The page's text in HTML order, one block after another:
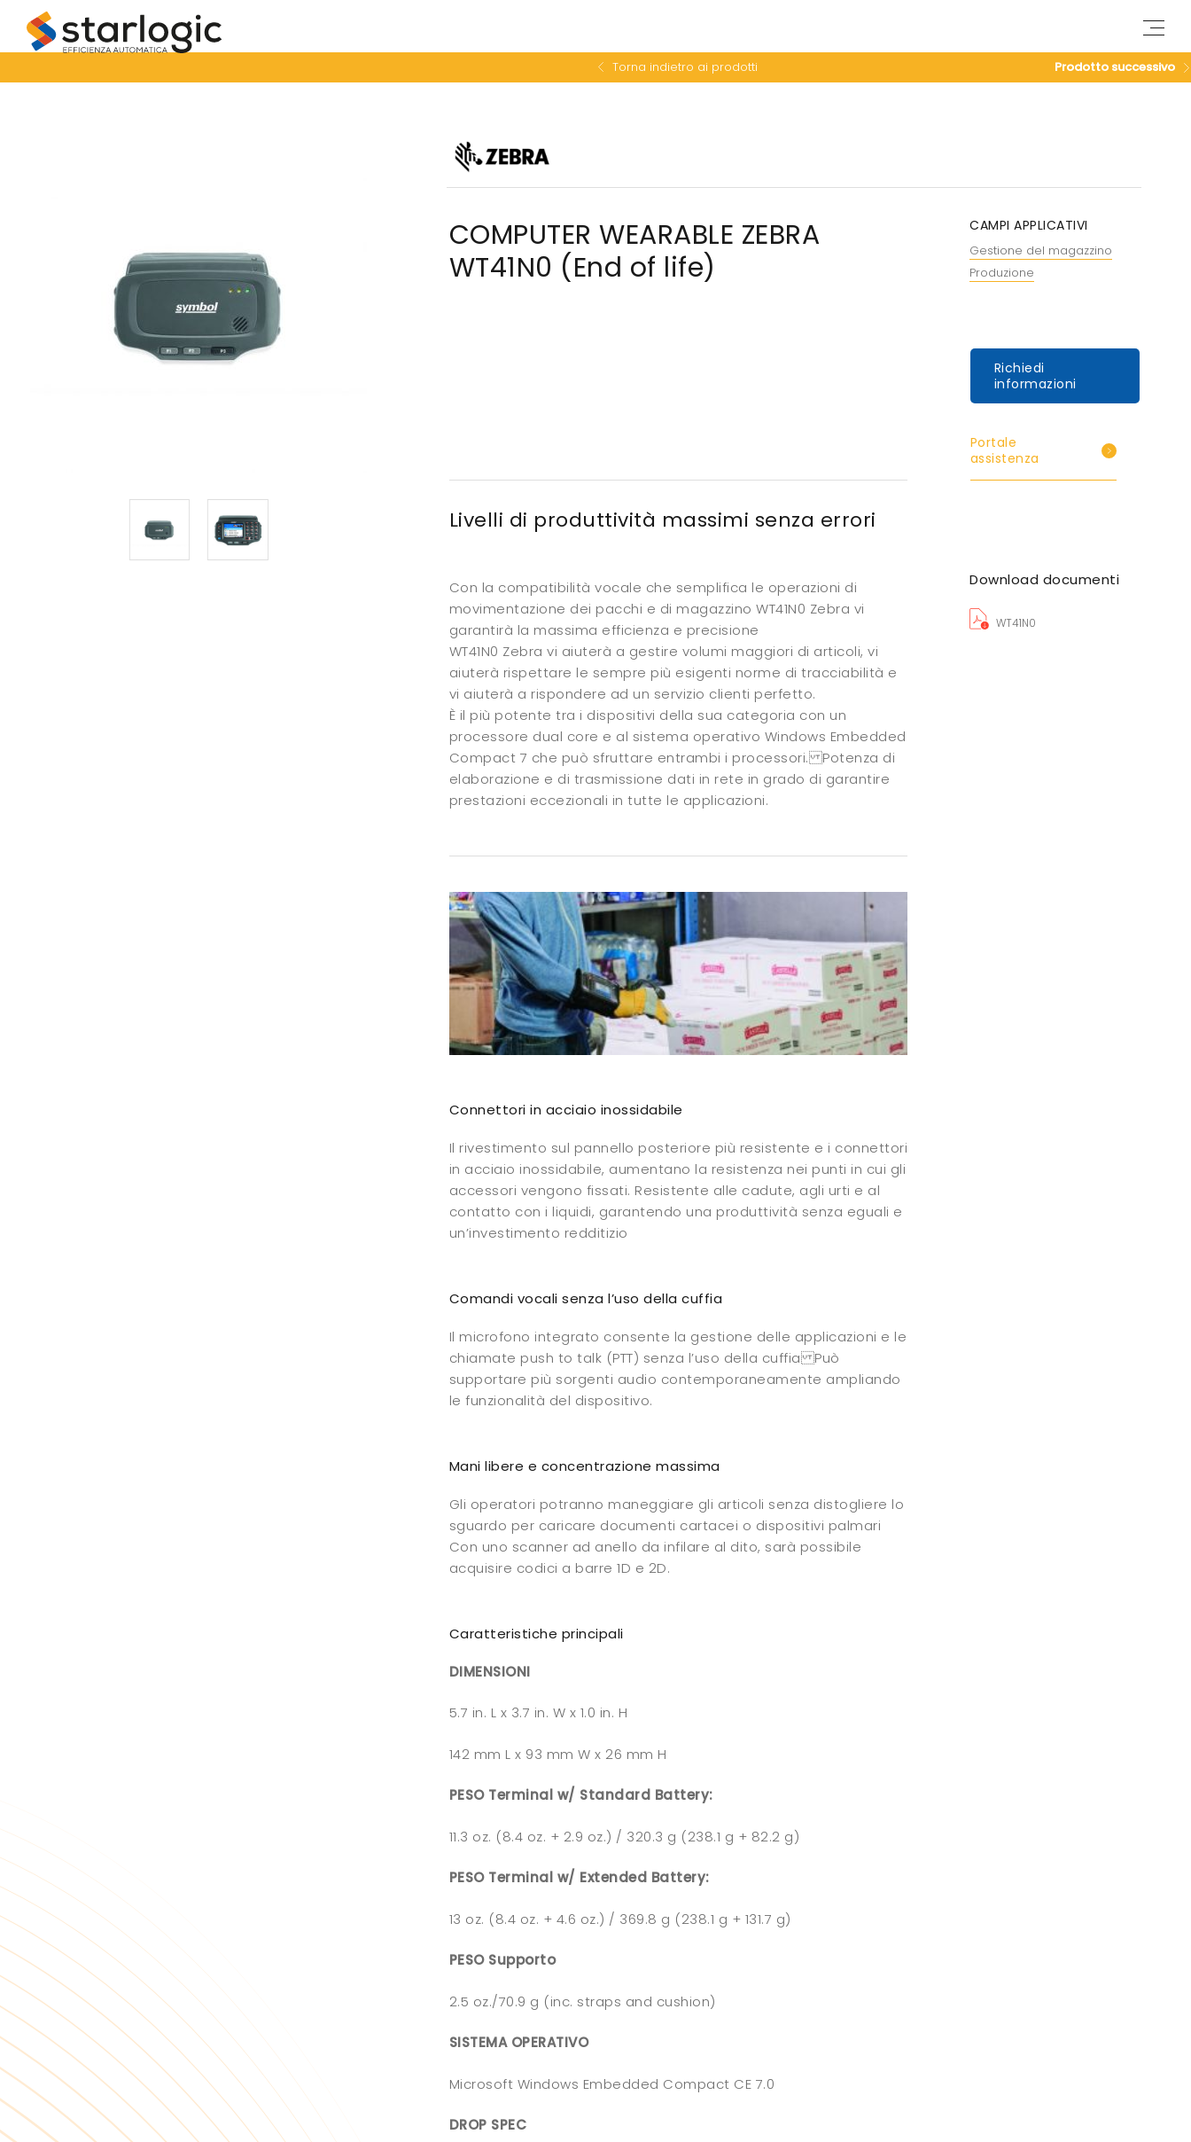
M
u
Torna indietro ai prodotti Prodotto successivo
COMPUTER WEARABLE ZEBRA
WT41N0 (End of life)
CAMPI APPLICATIVI
Gestione del magazzino
Produzione
Richiedi
informazioni
Portale
assistenza
Livelli di produttività massimi senza errori
Con la compatibilità vocale che semplifica le operazioni di
movimentazione dei pacchi e di magazzino WT41N0 Zebra vi
garantirà la massima efficienza e precisione
WT41N0 Zebra vi aiuterà a gestire volumi maggiori di articoli, vi
aiuterà rispettare le sempre più esigenti norme di tracciabilità e
vi aiuterà a rispondere ad un servizio clienti perfetto.
È il più potente tra i dispositivi della sua categoria con un
processore dual core e al sistema operativo Windows Embedded
Compact 7 che può sfruttare entrambi i processori. Potenza di
elaborazione e di trasmissione dati in rete in grado di garantire
prestazioni eccezionali in tutte le applicazioni.
Connettori in acciaio inossidabile
Il rivestimento sul pannello posteriore più resistente e i connettori
in acciaio inossidabile, aumentano la resistenza nei punti in cui gli
accessori vengono fissati. Resistente alle cadute, agli urti e al
contatto con i liquidi, garantendo una produttività senza eguali e
un’investimento redditizio
Comandi vocali senza l’uso della cuffia
Il microfono integrato consente la gestione delle applicazioni e le
chiamate push to talk (PTT) senza l’uso della cuffia Può
supportare più sorgenti audio contemporaneamente ampliando
le funzionalità del dispositivo.
Mani libere e concentrazione massima
Gli operatori potranno maneggiare gli articoli senza distogliere lo
sguardo per caricare documenti cartacei o dispositivi palmari
Con uno scanner ad anello da infilare al dito, sarà possibile
acquisire codici a barre 1D e 2D.
Caratteristiche principali
DIMENSIONI
5.7 in. L x 3.7 in. W x 1.0 in. H
142 mm L x 93 mm W x 26 mm H
PESO Terminal w/ Standard Battery:
11.3 oz. (8.4 oz. + 2.9 oz.) / 320.3 g (238.1 g + 82.2 g)
PESO Terminal w/ Extended Battery:
13 oz. (8.4 oz. + 4.6 oz.) / 369.8 g (238.1 g + 131.7 g)
PESO Supporto
2.5 oz./70.9 g (inc. straps and cushion)
SISTEMA OPERATIVO
Microsoft Windows Embedded Compact CE 7.0
DROP SPEC
Download documenti
WT41N0